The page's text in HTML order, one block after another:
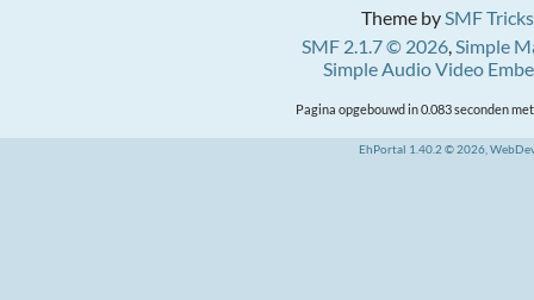
Theme bySMF Tricks
SMF 2.1.7 © 2026,Simple
Simple Audio Video
Pagina opgebouwd in 0.083 seconden
EhPortal 1.40.2 © 2026,